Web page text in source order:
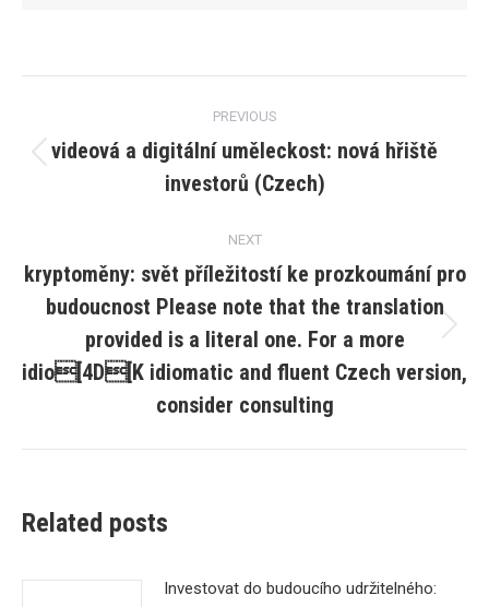
navigation
PREVIOUS
Previous
post:
videová a digitální uměleckost: nová hřiště
investorů (Czech)
NEXT
Next
post:
kryptoměny: svět příležitostí ke prozkoumání pro
budoucnost Please note that the translation
provided is a literal one. For a more
idio[4D[K idiomatic and fluent Czech version,
consider consulting
Related posts
Investovat do budoucího udržitelného: